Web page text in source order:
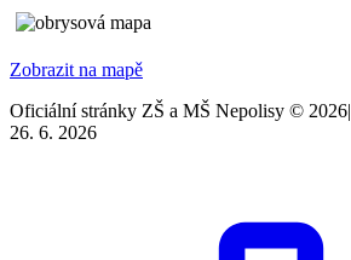
Zobrazit na mapě
Oficiální stránky ZŠ a MŠ Nepolisy © 2026|
26. 6. 2026